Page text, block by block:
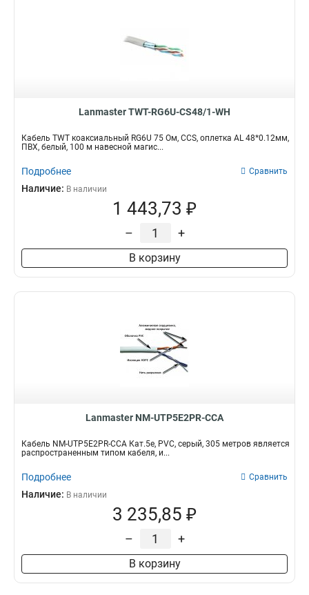
Lanmaster TWT-RG6U-CS48/1-WH
Кабель TWT коаксиальный RG6U 75 Ом, CCS, оплетка AL 48*0.12мм,
ПВХ, белый, 100 м навесной магис...
Подробнее Сравнить
Наличие: В наличии
1 443,73 ₽
– +
В корзину
Lanmaster NM-UTP5E2PR-CCA
Кабель NM-UTP5E2PR-CCA Кат.5e, PVC, серый, 305 метров является
распространенным типом кабеля, и...
Подробнее Сравнить
Наличие: В наличии
3 235,85 ₽
– +
В корзину